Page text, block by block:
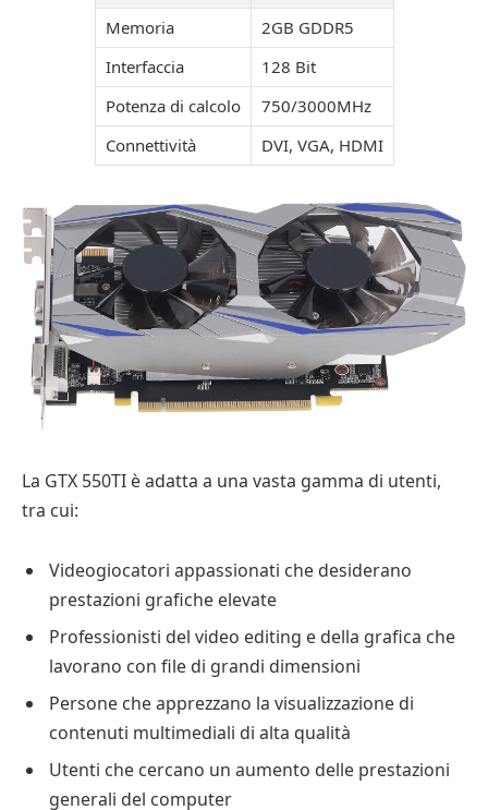
Memoria
2GB GDDR5
Interfaccia
128 Bit
Potenza di calcolo
750/3000MHz
Connettività
DVI, VGA, HDMI
La GTX 550TI è adatta a una vasta gamma di utenti,
tra cui:
Videogiocatori appassionati che desiderano
prestazioni grafiche elevate
Professionisti del video editing e della grafica che
lavorano con file di grandi dimensioni
Persone che apprezzano la visualizzazione di
contenuti multimediali di alta qualità
Utenti che cercano un aumento delle prestazioni
generali del computer